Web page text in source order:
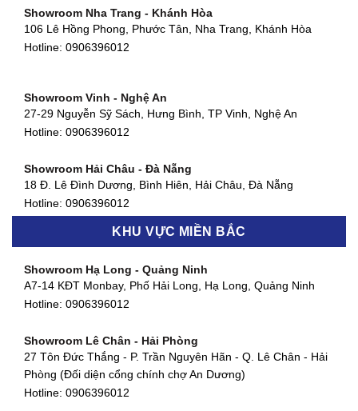
Showroom Quận 11 - TP. HCM
Showroom Quận 4 - TP. HCM
127 Khánh Hội, Phường 3, Quận 4,TP. HCM
Showroom Quận 7 - TP. HCM
877 Huỳnh Tấn Phát, Phú Thuận, Quận 7, TP HCM
Hotline:0906396012
580 Phan Văn Trị, Phường 7, Quận 5, TP HCM
Hotline:0906396012
90 Đ. Cộng Hòa, Phường 4, Tân Bình, TP HCM
Hotline:0906396012
Showroom Nha Trang - Khánh Hòa
106 Lê Hồng Phong, Phước Tân, Nha Trang, Khánh Hòa
Hotline: 0906396012
Showroom Vinh - Nghệ An
27-29 Nguyễn Sỹ Sách, Hưng Bình, TP Vinh, Nghệ An
Hotline: 0906396012
Showroom Hải Châu - Đà Nẵng
18 Đ. Lê Đình Dương, Bình Hiên, Hải Châu, Đà Nẵng
Hotline: 0906396012
Showroom Thanh Khê - Đà Nẵng
Hotline:0906396012
Showroom Cẩm Lệ - Đà Nẵng
Hotline:0906396012
Showroom Huế
54 Hùng Vương, Phú Hội, Thành phố Huế, Thừa Thiên Huế
KHU VỰC MIỀN BẮC
Showroom Hạ Long - Quảng Ninh
A7-14 KĐT Monbay, Phố Hải Long, Hạ Long, Quảng Ninh
Hotline: 0906396012
Showroom Lê Chân - Hải Phòng
27 Tôn Đức Thắng - P. Trần Nguyên Hãn - Q. Lê Chân - Hải
Phòng (Đối diện cổng chính chợ An Dương)
Hotline: 0906396012